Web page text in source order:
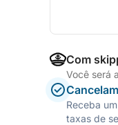
Com
Você será
Receba
taxas de